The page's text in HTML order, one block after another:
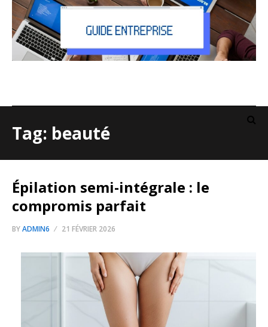
Tag: beauté
Épilation semi-intégrale : le
compromis parfait
BYADMIN6 21 FÉVRIER 2026